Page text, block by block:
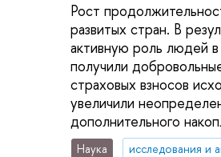
Рост
развитых стран. В
активную роль людей
получили
страховых взносов
увеличили
дополнительного
Наука исследования и